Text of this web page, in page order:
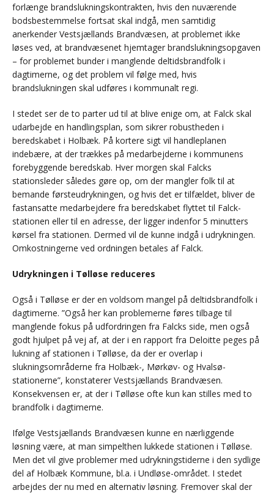
forlænge brandslukningskontrakten, hvis den nuværende
bodsbestemmelse fortsat skal indgå, men samtidig
anerkender Vestsjællands Brandvæsen, at problemet ikke
løses ved, at brandvæsenet hjemtager brandslukningsopgaven
– for problemet bunder i manglende deltidsbrandfolk i
dagtimerne, og det problem vil følge med, hvis
brandslukningen skal udføres i kommunalt regi.
I stedet ser de to parter ud til at blive enige om, at Falck skal
udarbejde en handlingsplan, som sikrer robustheden i
beredskabet i Holbæk. På kortere sigt vil handleplanen
indebære, at der trækkes på medarbejderne i kommunens
forebyggende beredskab. Hver morgen skal Falcks
stationsleder således gøre op, om der mangler folk til at
bemande førsteudrykningen, og hvis det er tilfældet, bliver de
fastansatte medarbejdere fra beredskabet flyttet til Falck-
stationen eller til en adresse, der ligger indenfor 5 minutters
kørsel fra stationen. Dermed vil de kunne indgå i udrykningen.
Omkostningerne ved ordningen betales af Falck.
Udrykningen i Tølløse reduceres
Også i Tølløse er der en voldsom mangel på deltidsbrandfolk i
dagtimerne. ”Også her kan problemerne føres tilbage til
manglende fokus på udfordringen fra Falcks side, men også
godt hjulpet på vej af, at der i en rapport fra Deloitte peges på
lukning af stationen i Tølløse, da der er overlap i
slukningsområderne fra Holbæk-, Mørkøv- og Hvalsø-
stationerne”, konstaterer Vestsjællands Brandvæsen.
Konsekvensen er, at der i Tølløse ofte kun kan stilles med to
brandfolk i dagtimerne.
Ifølge Vestsjællands Brandvæsen kunne en nærliggende
løsning være, at man simpelthen lukkede stationen i Tølløse.
Men det vil give problemer med udrykningstiderne i den sydlige
del af Holbæk Kommune, bl.a. i Undløse-området. I stedet
arbejdes der nu med en alternativ løsning. Fremover skal der